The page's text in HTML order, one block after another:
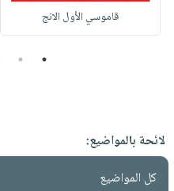
قاموسي الأول الانج
1
2
لائحة بالمواضيع:
كل المواضيع